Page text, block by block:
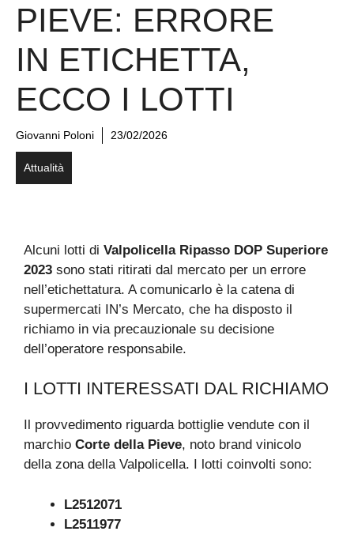
PIEVE: ERRORE
IN ETICHETTA,
ECCO I LOTTI
Giovanni Poloni 23/02/2026
Attualità
Alcuni lotti di Valpolicella Ripasso DOP Superiore
2023 sono stati ritirati dal mercato per un errore
nell’etichettatura. A comunicarlo è la catena di
supermercati IN’s Mercato, che ha disposto il
richiamo in via precauzionale su decisione
dell’operatore responsabile.
I LOTTI INTERESSATI DAL RICHIAMO
Il provvedimento riguarda bottiglie vendute con il
marchio Corte della Pieve, noto brand vinicolo
della zona della Valpolicella. I lotti coinvolti sono:
L2512071
L2511977